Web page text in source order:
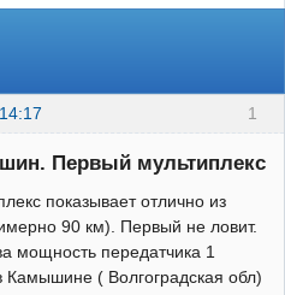
1
Первый мультиплекс
показывает отлично из
90 км). Первый не ловит.
мощность передатчика 1
Камышине ( Волгоградская обл)